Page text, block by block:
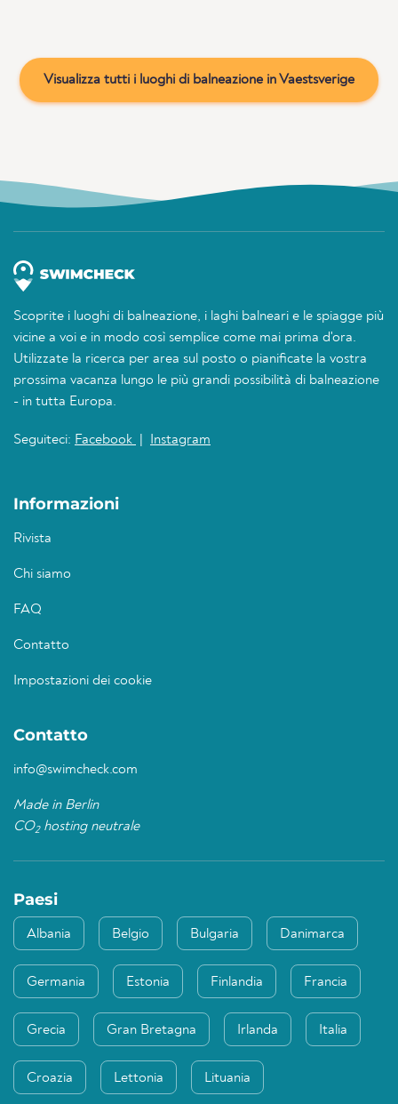
Visualizza tutti i luoghi di balneazione in Vaestsverige
Scoprite i luoghi di balneazione, i laghi balneari e le spiagge più
vicine a voi e in modo così semplice come mai prima d'ora.
Utilizzate la ricerca per area sul posto o pianificate la vostra
prossima vacanza lungo le più grandi possibilità di balneazione
- in tutta Europa.
Seguiteci: Facebook Instagram
Informazioni
Rivista
Chi siamo
FAQ
Contatto
Impostazioni dei cookie
Contatto
info@swimcheck.com
Made in Berlin
CO2hosting neutrale
Paesi
Albania Belgio Bulgaria Danimarca
Germania Estonia Finlandia Francia
Grecia Gran Bretagna Irlanda Italia
Croazia Lettonia Lituania